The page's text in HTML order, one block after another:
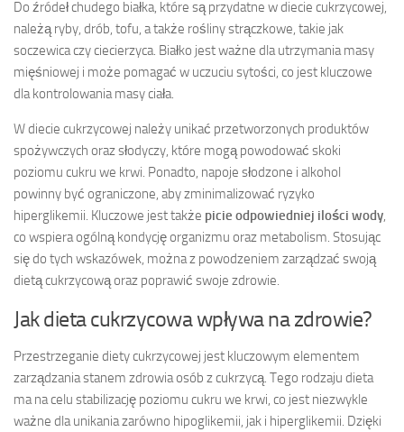
Do źródeł chudego białka, które są przydatne w diecie cukrzycowej,
należą ryby, drób, tofu, a także rośliny strączkowe, takie jak
soczewica czy ciecierzyca. Białko jest ważne dla utrzymania masy
mięśniowej i może pomagać w uczuciu sytości, co jest kluczowe
dla kontrolowania masy ciała.
W diecie cukrzycowej należy unikać przetworzonych produktów
spożywczych oraz słodyczy, które mogą powodować skoki
poziomu cukru we krwi. Ponadto, napoje słodzone i alkohol
powinny być ograniczone, aby zminimalizować ryzyko
hiperglikemii. Kluczowe jest także picie odpowiedniej ilości wody,
co wspiera ogólną kondycję organizmu oraz metabolism. Stosując
się do tych wskazówek, można z powodzeniem zarządzać swoją
dietą cukrzycową oraz poprawić swoje zdrowie.
Jak dieta cukrzycowa wpływa na zdrowie?
Przestrzeganie diety cukrzycowej jest kluczowym elementem
zarządzania stanem zdrowia osób z cukrzycą. Tego rodzaju dieta
ma na celu stabilizację poziomu cukru we krwi, co jest niezwykle
ważne dla unikania zarówno hipoglikemii, jak i hiperglikemii. Dzięki